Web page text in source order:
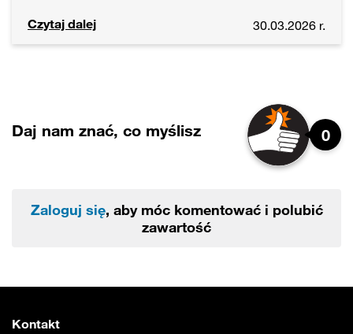
Czytaj dalej 30.03.2026 r.
Daj nam znać, co myślisz 0
Zaloguj się, aby móc komentować i polubić
zawartość
Kontakt